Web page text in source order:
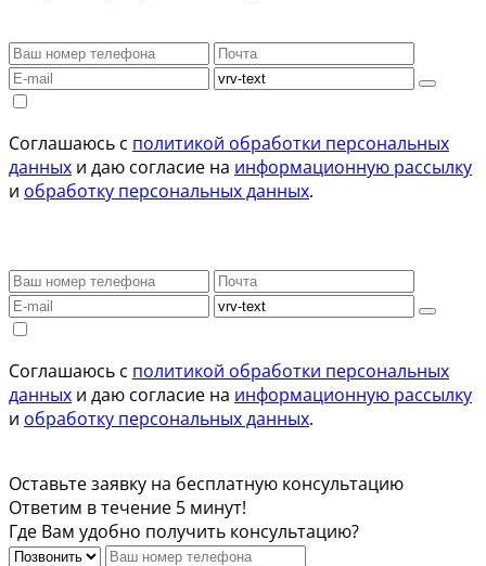
Соглашаюсь с политикой обработки персональных
данных и даю согласие на информационную рассылку
и обработку персональных данных.
Соглашаюсь с политикой обработки персональных
данных и даю согласие на информационную рассылку
и обработку персональных данных.
Оставьте заявку на бесплатную консультацию
Ответим в течение 5 минут!
Где Вам удобно получить консультацию?